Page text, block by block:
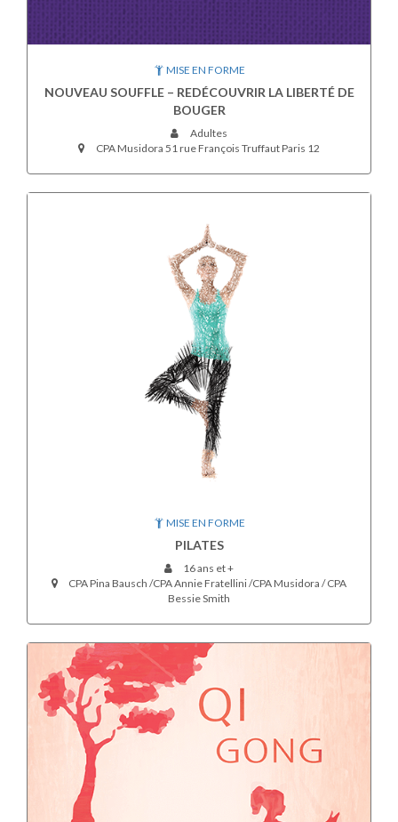
MISE EN FORME
NOUVEAU SOUFFLE – REDÉCOUVRIR LA LIBERTÉ DE
BOUGER
Adultes
CPA Musidora 51 rue François Truffaut Paris 12
MISE EN FORME
PILATES
16 ans et +
CPA Pina Bausch /CPA Annie Fratellini /CPA Musidora / CPA
Bessie Smith